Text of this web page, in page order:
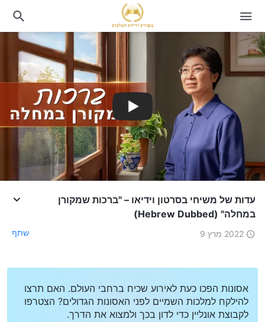
עדות של משיחי בסרטון וידיאו – "ברכות שמקורן
במחלה" (Hebrew Dubbed)
2022 מרץ 9 שתף
אסונות הפכו כעת לאירוע שכיח ברחבי העולם. האם תרצו
להילקח למלכות השמיים לפני האסונות הגדולים? הצטרפו
לקבוצת אונליין כדי לדון בכך ולמצוא את הדרך.